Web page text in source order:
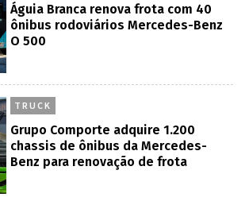
Águia Branca renova frota com 40
ônibus rodoviários Mercedes-Benz
O 500
TRUCK
Grupo Comporte adquire 1.200
chassis de ônibus da Mercedes-
Benz para renovação de frota